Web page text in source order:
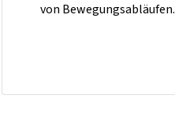
von Bewegungsabläufen.